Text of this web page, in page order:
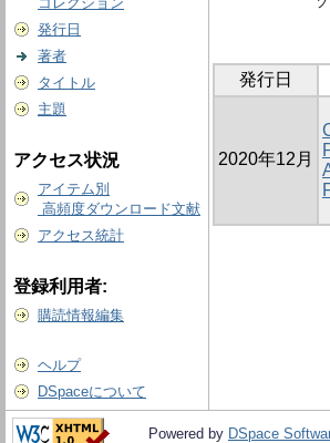
発行日
著者
タイトル
主題
アクセス状況
アイテム別
高頻度ダウンロード文献
アクセス統計
登録利用者:
購読情報編集
ヘルプ
DSpaceについて
発行日
2020年12月
Powered by DSpace